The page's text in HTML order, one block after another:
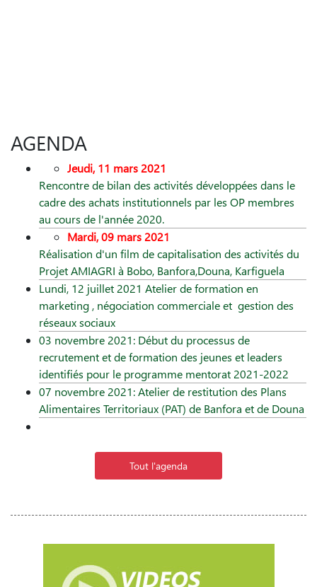
AGENDA
Jeudi, 11 mars 2021
Rencontre de bilan des activités développées dans le
cadre des achats institutionnels par les OP membres
au cours de l'année 2020.
Mardi, 09 mars 2021
Réalisation d'un film de capitalisation des activités du
Projet AMIAGRI à Bobo, Banfora,Douna, Karfiguela
Lundi, 12 juillet 2021 Atelier de formation en
marketing , négociation commerciale et gestion des
réseaux sociaux
03 novembre 2021: Début du processus de
recrutement et de formation des jeunes et leaders
identifiés pour le programme mentorat 2021-2022
07 novembre 2021: Atelier de restitution des Plans
Alimentaires Territoriaux (PAT) de Banfora et de Douna
Tout l'agenda